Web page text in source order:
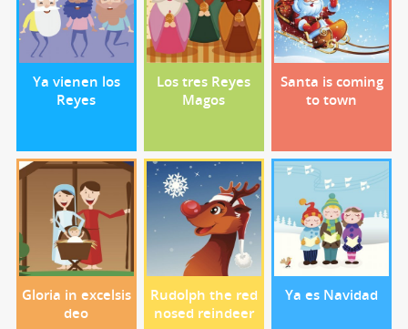
Ya vienen los
Reyes
Los tres Reyes
Magos
Santa is coming
to town
Gloria in excelsis
deo
Rudolph the red
nosed reindeer
Ya es Navidad